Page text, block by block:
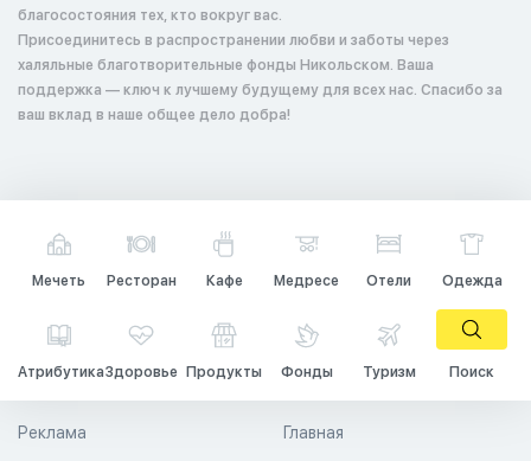
благосостояния тех, кто вокруг вас.
Присоединитесь в распространении любви и заботы через
халяльные благотворительные фонды Никольском. Ваша
поддержка — ключ к лучшему будущему для всех нас. Спасибо за
ваш вклад в наше общее дело добра!
Мечеть Ресторан Кафе Медресе Отели Одежда
АтрибутикаЗдоровье Продукты Фонды Туризм Поиск
Главная
Реклама